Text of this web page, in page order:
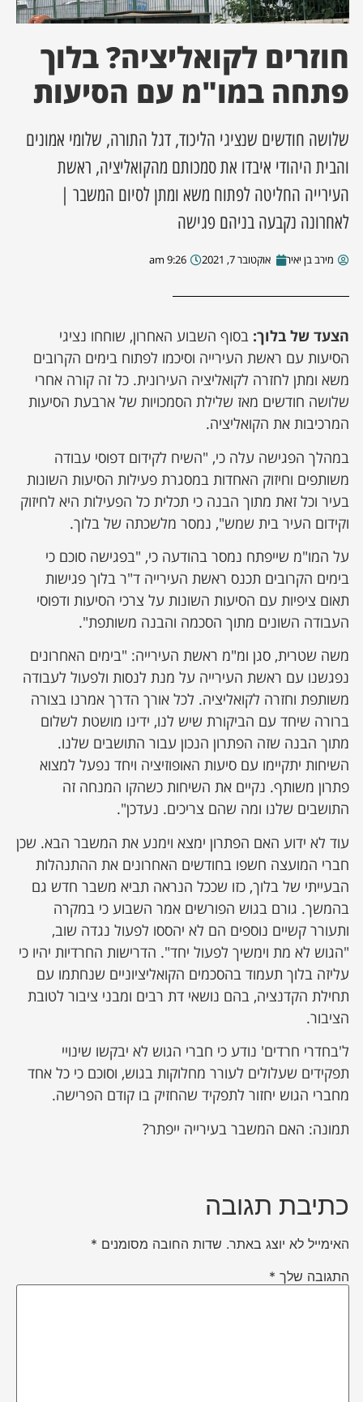
מקומית
עסקים
חוזרים לקואליציה? בלוך
פתחה במו"מ עם הסיעות
שלושה חודשים שנציגי הליכוד, דגל התורה, שלומי אמונים
והבית היהודי איבדו את סמכותם מהקואליציה, ראשת
העירייה החליטה לפתוח משא ומתן לסיום המשבר |
לאחרונה נקבעה בניהם פגישה
מירב בן יאיר אוקטובר 7, 2021 9:26 am
הצעד של בלוך: בסוף השבוע האחרון, שוחחו נציגי
הסיעות עם ראשת העירייה וסיכמו לפתוח בימים הקרובים
משא ומתן לחזרה לקואליציה העירונית. כל זה קורה אחרי
שלושה חודשים מאז שלילת הסמכויות של ארבעת הסיעות
המרכיבות את הקואליציה.
במהלך הפגישה עלה כי, "השיח לקידום דפוסי עבודה
משותפים וחיזוק האחדות במסגרת פעילות הסיעות השונות
בעיר וכל זאת מתוך הבנה כי תכלית כל הפעילות היא לחיזוק
וקידום העיר בית שמש", נמסר מלשכתה של בלוך.
על המו"מ שייפתח נמסר בהודעה כי, "בפגישה סוכם כי
בימים הקרובים תכנס ראשת העירייה ד"ר בלוך פגישות
תאום ציפיות עם הסיעות השונות על צרכי הסיעות ודפוסי
העבודה השונים מתוך הסכמה והבנה משותפת".
משה שטרית, סגן ומ"מ ראשת העירייה: "בימים האחרונים
נפגשנו עם ראשת העירייה על מנת לנסות ולפעול לעבודה
משותפת וחזרה לקואליציה. לכל אורך הדרך אמרנו בצורה
ברורה שיחד עם הביקורת שיש לנו, ידינו מושטת לשלום
מתוך הבנה שזה הפתרון הנכון עבור התושבים שלנו.
השיחות יתקיימו עם סיעות האופוזיציה ויחד נפעל למצוא
פתרון משותף. נקיים את השיחות כשהקו המנחה זה
התושבים שלנו ומה שהם צריכים. נעדכן".
עוד לא ידוע האם הפתרון ימצא וימנע את המשבר הבא. שכן
חברי המועצה חשפו בחודשים האחרונים את ההתנהלות
הבעייתי של בלוך, כזו שככל הנראה תביא משבר חדש גם
בהמשך. גורם בגוש הפורשים אמר השבוע כי במקרה
ותעורר קשיים נוספים הם לא יהססו לפעול נגדה שוב,
"הגוש לא מת וימשיך לפעול יחד". הדרישות החרדיות יהיו כי
עליזה בלוך תעמוד בהסכמים הקואליציוניים שנחתמו עם
תחילת הקדנציה, בהם נושאי דת רבים ומבני ציבור לטובת
הציבור.
ל'בחדרי חרדים' נודע כי חברי הגוש לא יבקשו שינויי
תפקידים שעלולים לעורר מחלוקות בגוש, וסוכם כי כל אחד
מחברי הגוש יחזור לתפקיד שהחזיק בו קודם הפרישה.
תמונה: האם המשבר בעירייה ייפתר?
כתיבת תגובה
האימייל לא יוצג באתר. שדות החובה מסומנים *
התגובה שלך *